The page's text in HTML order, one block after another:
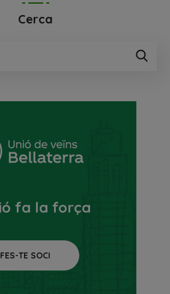
Cerca
fa la força
FES-TE SOCI